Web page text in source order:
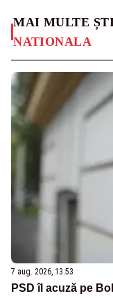
MAI MULTE
NATIONALA
7 aug. 2026, 13:53
PSD îl acuză pe